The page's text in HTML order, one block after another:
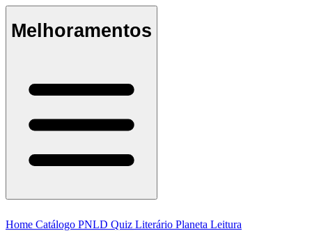
Melhoramentos
Home Catálogo PNLD Quiz Literário Planeta Leitura